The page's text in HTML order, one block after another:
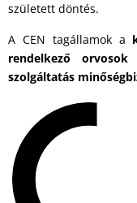
született döntés.
A CEN tagállamok a
rendelkező
szolgáltatás